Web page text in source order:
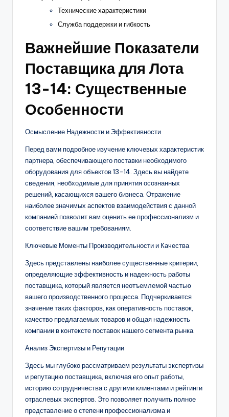
Технические характеристики
Служба поддержки и гибкость
Важнейшие Показатели
Поставщика для Лота
13-14: Существенные
Особенности
Осмысление Надежности и Эффективности
Перед вами подробное изучение ключевых характеристик
партнера, обеспечивающего поставки необходимого
оборудования для объектов 13-14. Здесь вы найдете
сведения, необходимые для принятия осознанных
решений, касающихся вашего бизнеса. Отражение
наиболее значимых аспектов взаимодействия с данной
компанией позволит вам оценить ее профессионализм и
соответствие вашим требованиям.
Ключевые Моменты Производительности и Качества
Здесь представлены наиболее существенные критерии,
определяющие эффективность и надежность работы
поставщика, который является неотъемлемой частью
вашего производственного процесса. Подчеркивается
значение таких факторов, как оперативность поставок,
качество предлагаемых товаров и общая надежность
компании в контексте поставок нашего сегмента рынка.
Анализ Экспертизы и Репутации
Здесь мы глубоко рассматриваем результаты экспертизы
и репутацию поставщика, включая его опыт работы,
историю сотрудничества с другими клиентами и рейтинги
отраслевых экспертов. Это позволяет получить полное
представление о степени профессионализма и